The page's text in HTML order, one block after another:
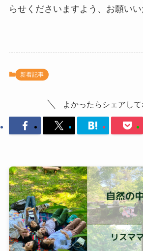
らせくださいますよう、お願いい
新着記事
よかったらシェアして